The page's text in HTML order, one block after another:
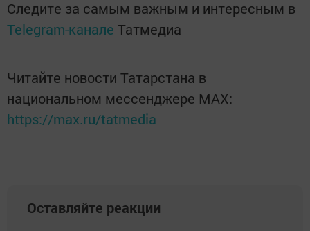
Следите за самым важным и интересным в
Telegram-канале Татмедиа
Читайте новости Татарстана в
национальном мессенджере MАХ:
https://max.ru/tatmedia
Оставляйте реакции